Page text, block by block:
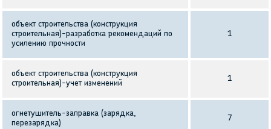
объект строительства (конструкция
строительная)-разработка рекомендаций по
усилению прочности
1
объект строительства (конструкция
строительная)-учет изменений
1
огнетушитель-заправка (зарядка,
перезарядка)
7